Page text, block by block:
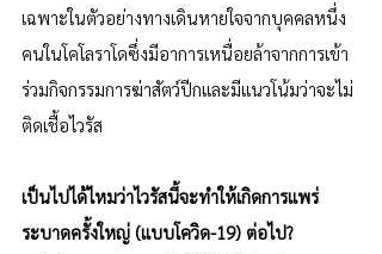
เฉพาะในตัวอย่างทางเดินหายใจจากบุคคลหนึ่ง
คนในโคโลราโดซึ่งมีอาการเหนื่อยล้าจากการเข้า
ร่วมกิจกรรมการฆ่าสัตว์ปีกและมีแนวโน้มว่าจะไม่
ติดเชื้อไวรัส
เป็นไปได้ไหมว่าไวรัสนี้จะทำให้เกิดการแพร่
ระบาดครั้งใหญ่ (แบบโควิด-19) ต่อไป?